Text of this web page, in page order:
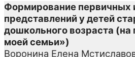
Формирование первичных
представлений у детей
дошкольного возраста
моей семьи»)
Воронина Елена